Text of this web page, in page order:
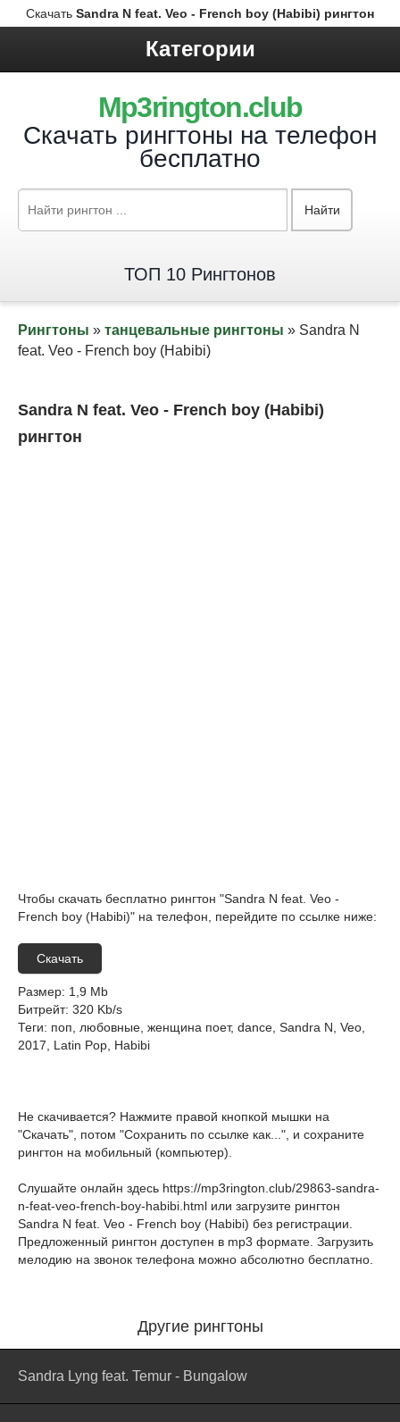
Скачать Sandra N feat. Veo - French boy (Habibi) рингтон
Категории
Mp3rington.club
Скачать рингтоны на телефон
бесплатно
Найти
ТОП 10 Рингтонов
Рингтоны » танцевальные рингтоны » Sandra N
feat. Veo - French boy (Habibi)
Sandra N feat. Veo - French boy (Habibi)
рингтон
Чтобы скачать бесплатно рингтон "Sandra N feat. Veo -
French boy (Habibi)" на телефон, перейдите по ссылке ниже:
Скачать
Размер: 1,9 Mb
Битрейт: 320 Kb/s
Теги: поп, любовные, женщина поет, dance, Sandra N, Veo,
2017, Latin Pop, Habibi
Не скачивается? Нажмите правой кнопкой мышки на
"Скачать", потом "Сохранить по ссылке как...", и сохраните
рингтон на мобильный (компьютер).
Слушайте онлайн здесь https://mp3rington.club/29863-sandra-
n-feat-veo-french-boy-habibi.html или загрузите рингтон
Sandra N feat. Veo - French boy (Habibi) без регистрации.
Предложенный рингтон доступен в mp3 формате. Загрузить
мелодию на звонок телефона можно абсолютно бесплатно.
Другие рингтоны
Sandra Lyng feat. Temur - Bungalow